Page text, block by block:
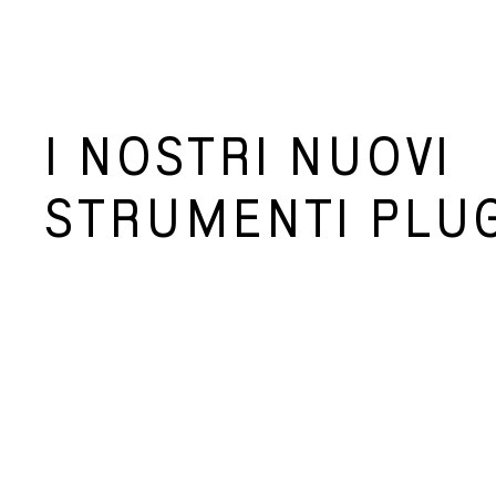
I NOSTRI NUOVI
STRUMENTI